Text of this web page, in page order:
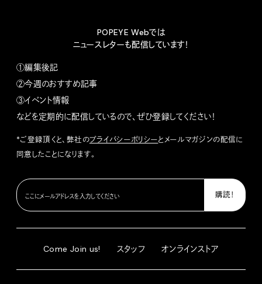
POPEYE Webでは
ニュースレターも配信しています！
①編集後記
②今週のおすすめ記事
③イベント情報
などを定期的に配信しているので、ぜひ登録してください！
*ご登録頂くと、弊社のプライバシーポリシーとメールマガジンの配信に
同意したことになります。
Come Join us! スタッフ オンラインストア